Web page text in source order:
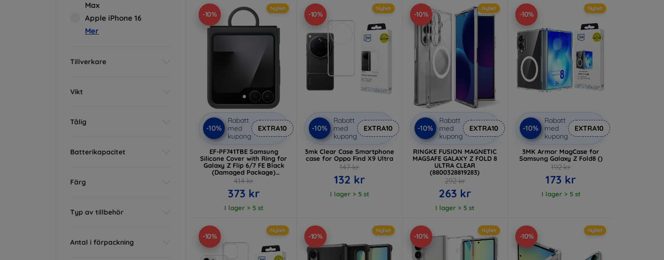
Max
Apple iPhone 16
Mer
Tillverkare
Vikt
Tålig
Batterikapacitet
Färg
Typ av tillbehör
Antal i förpackning
-10%
Nyhet
-10%
Rabatt
med
kupong
EXTRA10
EF-PF741TBE Samsung
Silicone Cover with Ring for
Galaxy Z Flip 6/7 FE Black
(Damaged Package)
(57983132465)
414 kr
373 kr
I lager > 5 st
-10%
Nyhet
-10%
Rabatt
med
kupong
EXTRA10
3mk Clear Case Smartphone
case for Oppo Find X9 Ultra
147 kr
132 kr
I lager > 5 st
-10%
Nyhet
-10%
Rabatt
med
kupong
EXTRA10
RINGKE FUSION MAGNETIC
MAGSAFE GALAXY Z FOLD 8
ULTRA CLEAR
(8800328819283)
292 kr
263 kr
I lager > 5 st
-10%
Nyhet
-10%
Rabatt
med
kupong
EXTRA10
3MK Armor MagCase for
Samsung Galaxy Z Fold8 ()
192 kr
173 kr
I lager > 5 st
-10%
Nyhet
-10%
Nyhet
-10%
Nyhet
-10%
Nyhet